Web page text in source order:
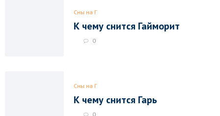
Сны на Г
К чему снится Гайморит
0
Сны на Г
К чему снится Гарь
0